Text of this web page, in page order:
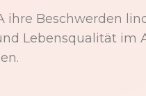
ihre Beschwerden
Lebensqualität im